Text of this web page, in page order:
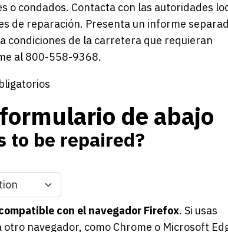
o condados. Contacta con las autoridades
de reparación. Presenta un informe
condiciones de la carretera que requieran
al 800-558-9368.
de abajo
to be repaired?
con el navegador Firefox. Si usas
navegador, como Chrome o Microsoft